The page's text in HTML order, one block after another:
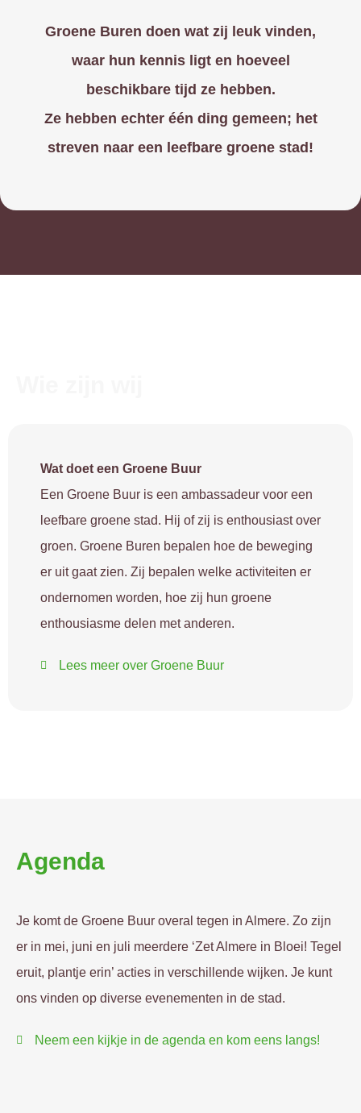
Groene Buren doen wat zij leuk vinden,
waar hun kennis ligt en hoeveel
beschikbare tijd ze hebben.
Ze hebben echter één ding gemeen; het
streven naar een leefbare groene stad!
Wat doet een Groene Buur
Een Groene Buur is een ambassadeur voor een
leefbare groene stad. Hij of zij is enthousiast over
groen. Groene Buren bepalen hoe de beweging
er uit gaat zien. Zij bepalen welke activiteiten er
ondernomen worden, hoe zij hun groene
enthousiasme delen met anderen.
Lees meer over Groene Buur
Agenda
Je komt de Groene Buur overal tegen in Almere. Zo zijn
er in mei, juni en juli meerdere ‘Zet Almere in Bloei! Tegel
eruit, plantje erin’ acties in verschillende wijken. Je kunt
ons vinden op diverse evenementen in de stad.
Neem een kijkje in de agenda en kom eens langs!